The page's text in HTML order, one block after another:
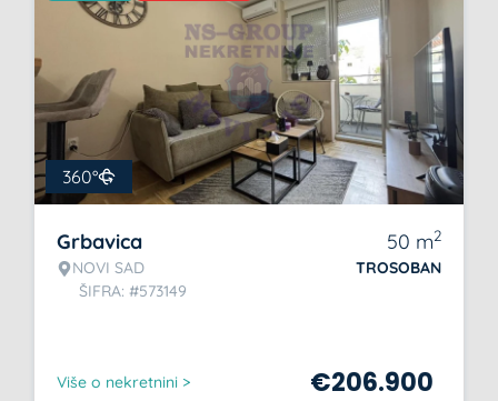
360°
Grbavica
NOVI SAD
ŠIFRA: #573149
50 m2
TROSOBAN
Više o nekretnini > €206.900